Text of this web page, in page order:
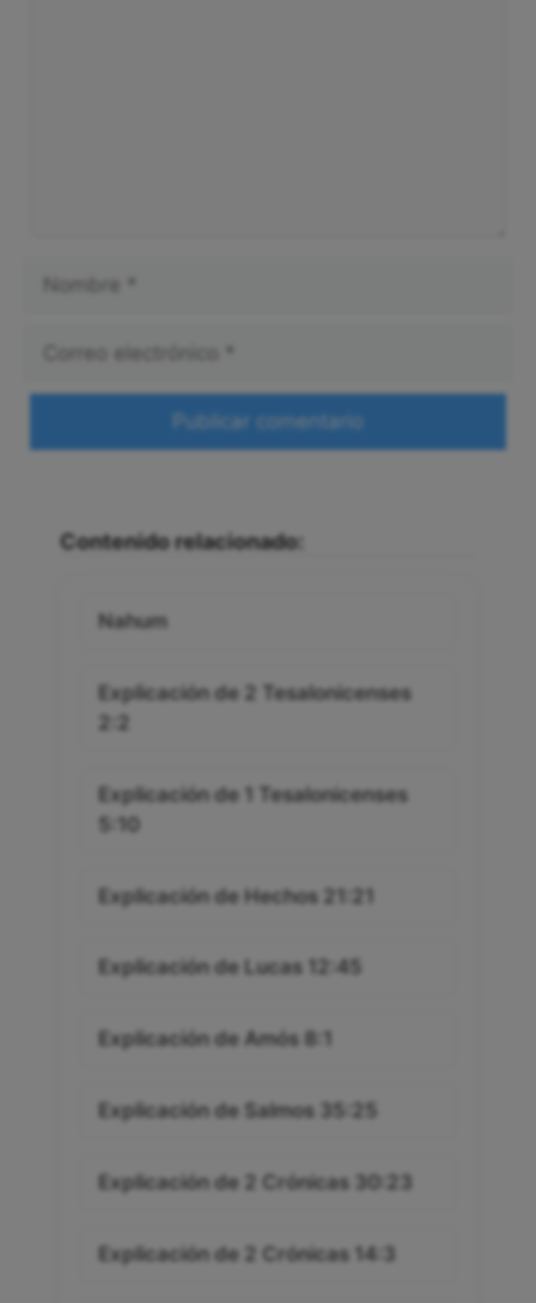
Contenido relacionado:
Nahum
Explicación de 2 Tesalonicenses
2:2
Explicación de 1 Tesalonicenses
5:10
Explicación de Hechos 21:21
Explicación de Lucas 12:45
Explicación de Amós 8:1
Explicación de Salmos 35:25
Explicación de 2 Crónicas 30:23
Explicación de 2 Crónicas 14:3